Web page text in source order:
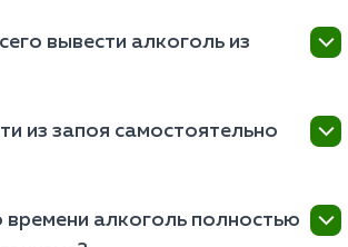
вывести алкоголь из
и токсинов — это инфузионная
В домашних условиях
питье (минеральная вода, морсы).
из запоя самостоятельно
2–3 дней и у человека нет
времени алкоголь полностью